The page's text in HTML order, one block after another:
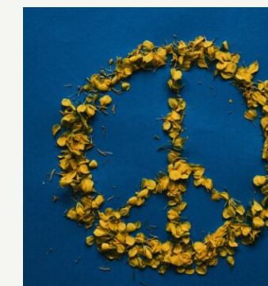
Organizzazioni internazionali